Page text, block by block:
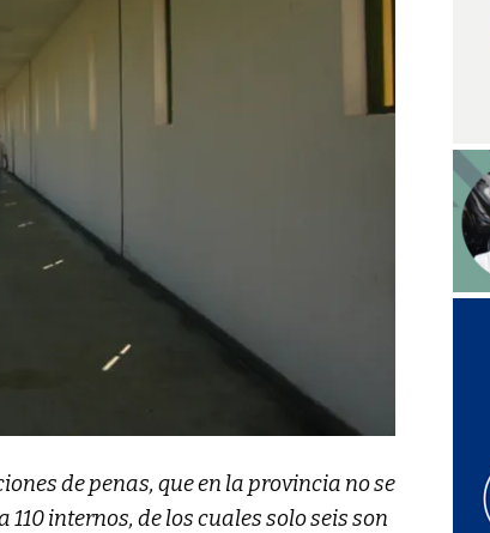
de penas, que en la provincia no se
internos, de los cuales solo seis son